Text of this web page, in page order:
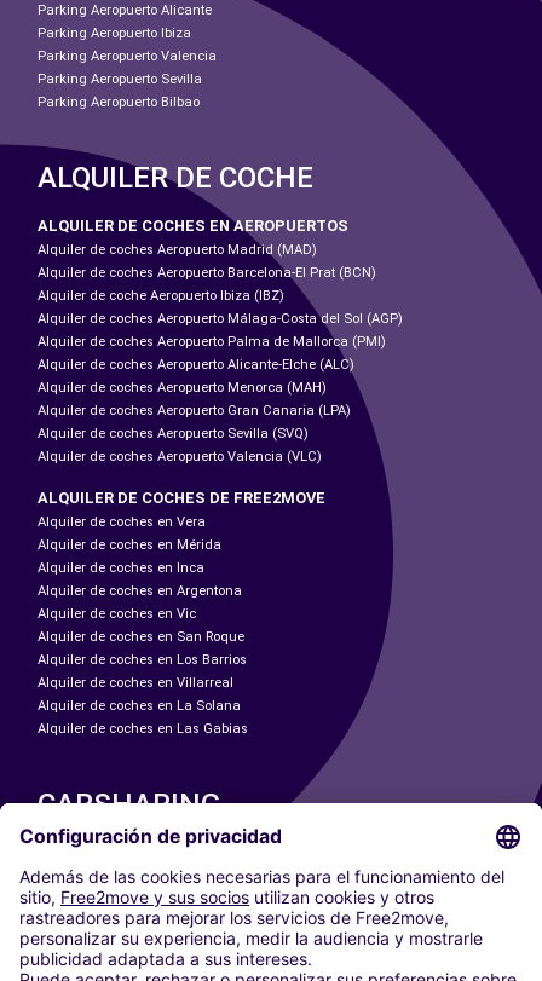
Parking Aeropuerto Alicante
Parking Aeropuerto Ibiza
Parking Aeropuerto Valencia
Parking Aeropuerto Sevilla
Parking Aeropuerto Bilbao
ALQUILER DE COCHE
ALQUILER DE COCHES EN AEROPUERTOS
Alquiler de coches Aeropuerto Madrid (MAD)
Alquiler de coches Aeropuerto Barcelona-El Prat (BCN)
Alquiler de coche Aeropuerto Ibiza (IBZ)
Alquiler de coches Aeropuerto Málaga-Costa del Sol (AGP)
Alquiler de coches Aeropuerto Palma de Mallorca (PMI)
Alquiler de coches Aeropuerto Alicante-Elche (ALC)
Alquiler de coches Aeropuerto Menorca (MAH)
Alquiler de coches Aeropuerto Gran Canaria (LPA)
Alquiler de coches Aeropuerto Sevilla (SVQ)
Alquiler de coches Aeropuerto Valencia (VLC)
ALQUILER DE COCHES DE FREE2MOVE
Alquiler de coches en Vera
Alquiler de coches en Mérida
Alquiler de coches en Inca
Alquiler de coches en Argentona
Alquiler de coches en Vic
Alquiler de coches en San Roque
Alquiler de coches en Los Barrios
Alquiler de coches en Villarreal
Alquiler de coches en La Solana
Alquiler de coches en Las Gabias
CARSHARING
NUESTRAS CIUDADES
Paris
Madrid
Washington DC
Milán
Roma